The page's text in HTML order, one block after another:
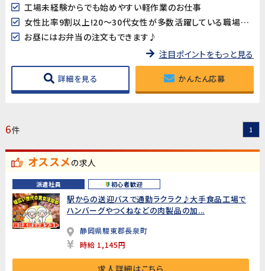
工場未経験からでも始めやすい軽作業のお仕事
女性比率9割以上!20～30代女性が多数活躍している職場です♪
お昼にはお弁当の注文もできます♪
注目ポイントをもっと見る
詳細を見る かんたん応募
6件 1
オススメの求人
派遣社員 初心者歓迎
駅からの送迎バスで通勤ラクラク♪大手食品工場で
ハンバーグやつくねなどの肉製品の加...
静岡県駿東郡長泉町
時給 1,145円
求人詳細はこちら